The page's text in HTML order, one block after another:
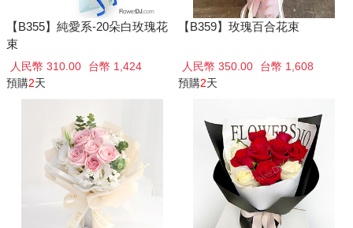
【B355】純愛系-20朵白玫瑰花
束
人民幣 310.00
台幣 1,424
預購2天
【B359】玫瑰百合花束
人民幣 350.00
台幣 1,608
預購2天